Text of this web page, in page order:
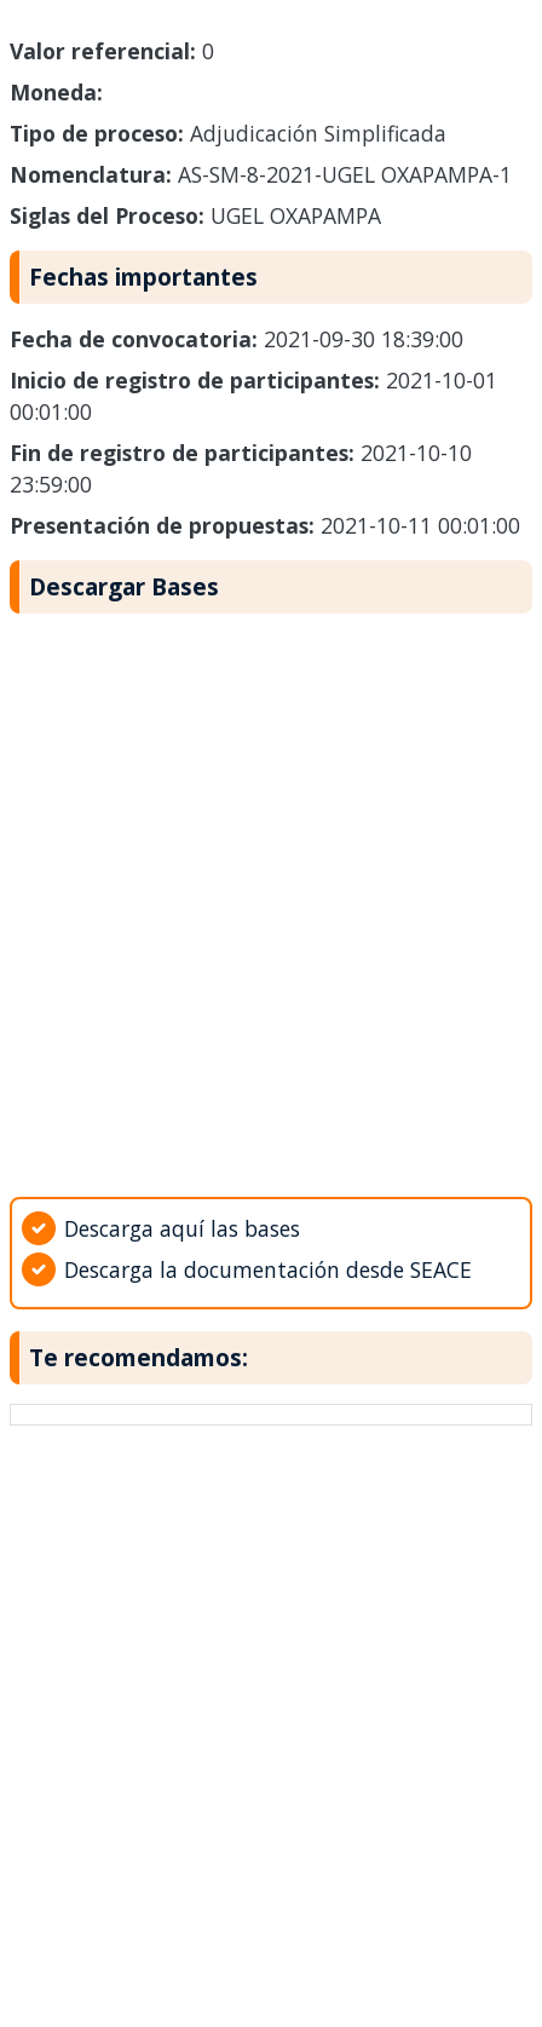
Valor referencial: 0
Moneda:
Tipo de proceso: Adjudicación Simplificada
Nomenclatura: AS-SM-8-2021-UGEL OXAPAMPA-1
Siglas del Proceso: UGEL OXAPAMPA
Fechas importantes
Fecha de convocatoria: 2021-09-30 18:39:00
Inicio de registro de participantes: 2021-10-01
00:01:00
Fin de registro de participantes: 2021-10-10
23:59:00
Presentación de propuestas: 2021-10-11 00:01:00
Descargar Bases
Descarga aquí las bases
Descarga la documentación desde SEACE
Te recomendamos: